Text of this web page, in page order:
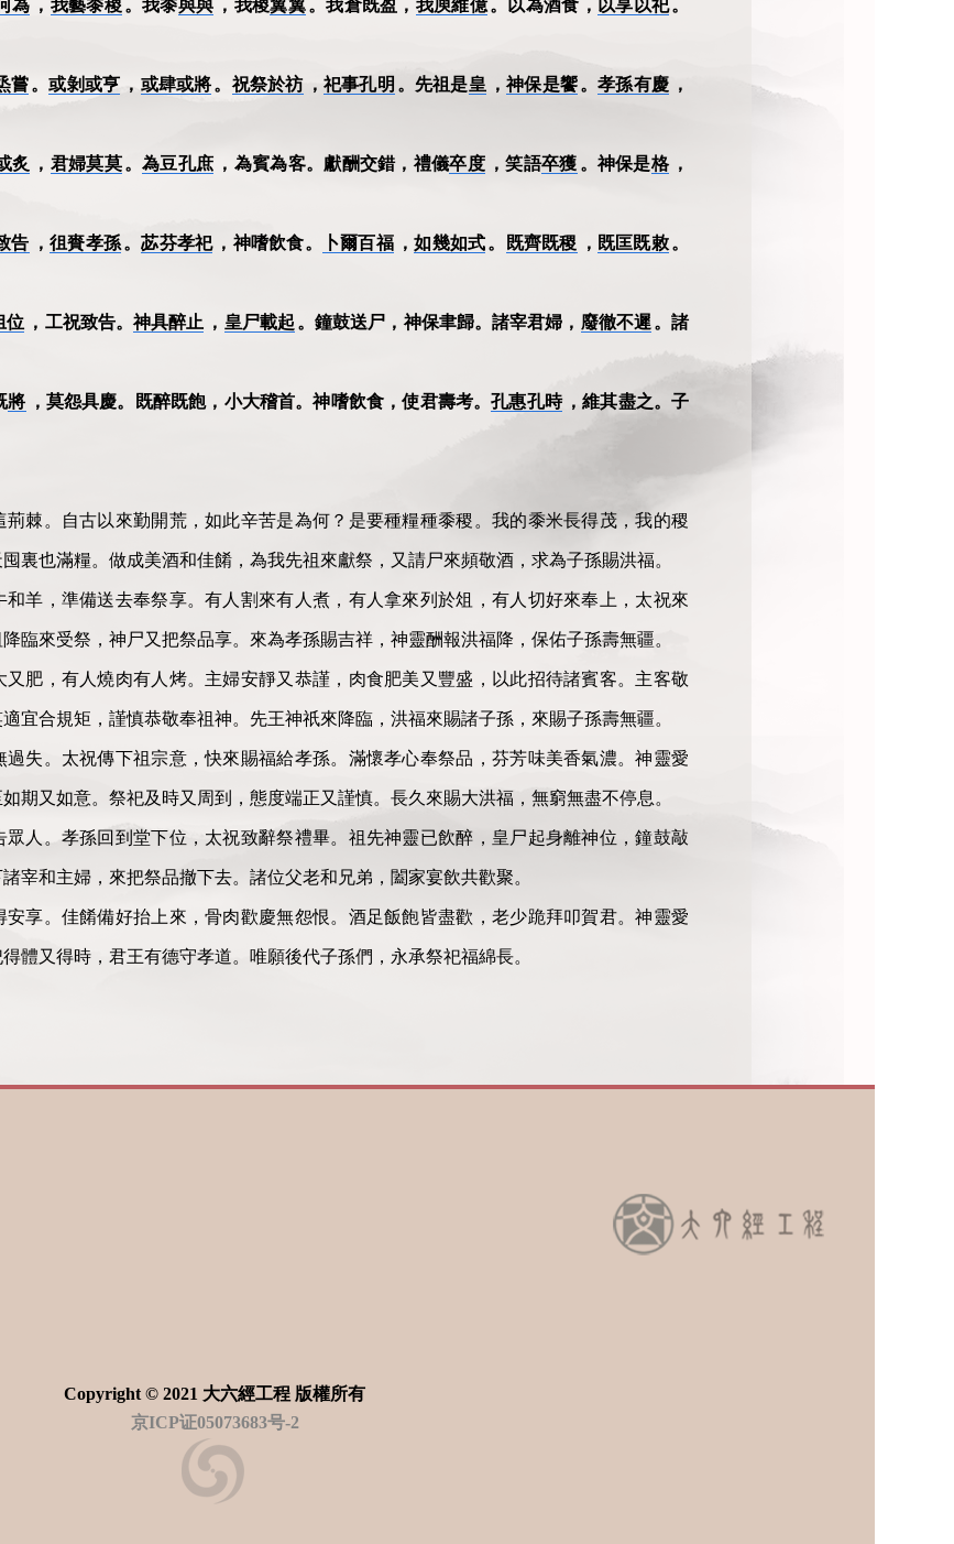
為 ， 我藝黍稷 。我黍與與 ，我稷翼翼。我倉既盈， 我庾維億。以為酒食， 以享以祀。
嘗。或剝或亨 ， 或肆或將。祝祭於祊 ， 祀事孔明 。先祖是皇 ，神保是饗。孝孫有慶 ，
炙 ， 君婦莫莫。為豆孔庶 ，為賓為客。獻酬交錯，禮儀卒度 ，笑語卒獲 。神保是格 ，
告 ， 徂賚孝孫。苾芬孝祀 ，神嗜飲食。 卜爾百福 ，如幾如式。 既齊既稷 ， 既匡既敕。
位 ，工祝致告。神具醉止 ， 皇尸載起 。鐘鼓送尸，神保聿歸。諸宰君婦， 廢徹不遲。諸
將 ，莫怨具慶。既醉既飽，小大稽首。神嗜飲食，使君壽考。孔惠孔時 ，維其盡之。子
荊棘。自古以來勤開荒，如此辛苦是為何？是要種糧種黍稷。我的黍米長得茂，我的稷
裏也滿糧。做成美酒和佳餚，為我先祖來獻祭，又請尸來頻敬酒，求為子孫賜洪福。
和羊，準備送去奉祭享。有人割來有人煮，有人拿來列於俎，有人切好來奉上，太祝來
臨來受祭，神尸又把祭品享。來為孝孫賜吉祥，神靈酬報洪福降，保佑子孫壽無疆。
肥，有人燒肉有人烤。主婦安靜又恭謹，肉食肥美又豐盛，以此招待諸賓客。主客敬
宜合規矩，謹慎恭敬奉祖神。先王神祇來降臨，洪福來賜諸子孫，來賜子孫壽無疆。
失。太祝傳下祖宗意，快來賜福給孝孫。滿懷孝心奉祭品，芬芳味美香氣濃。神靈愛
期又如意。祭祀及時又周到，態度端正又謹慎。長久來賜大洪福，無窮無盡不停息。
人。孝孫回到堂下位，太祝致辭祭禮畢。祖先神靈已飲醉，皇尸起身離神位，鐘鼓敲
宰和主婦，來把祭品撤下去。諸位父老和兄弟，闔家宴飲共歡聚。
享。佳餚備好抬上來，骨肉歡慶無怨恨。酒足飯飽皆盡歡，老少跪拜叩賀君。神靈愛
體又得時，君王有德守孝道。唯願後代子孫們，永承祭祀福綿長。
Copyright © 2021 大六經工程 版權所有
京ICP证05073683号-2